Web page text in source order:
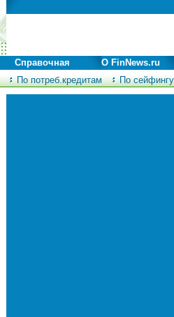
По потреб.кредитам По сейфингу
Справочная О FinNews.ru